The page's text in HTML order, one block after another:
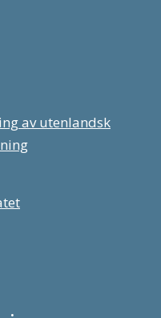
av utenlandsk